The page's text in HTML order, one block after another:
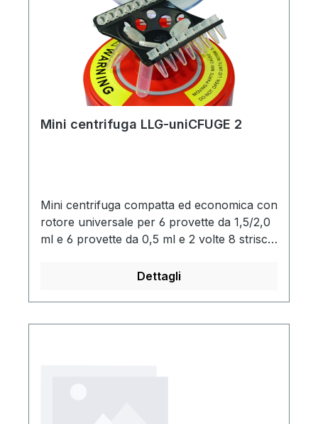
Mini centrifuga LLG-uniCFUGE 2
Mini centrifuga compatta ed economica con
rotore universale per 6 provette da 1,5/2,0
ml e 6 provette da 0,5 ml e 2 volte 8 strisce
regolata a 4000 rpm o 6000 rpm.Motore
Dettagli